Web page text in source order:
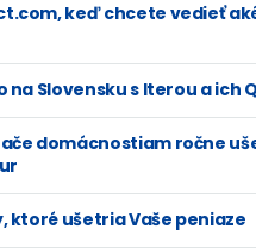
keď chcete vedieť
na Slovensku s Iterou a ich
domácnostiam ročne
ktoré ušetria Vaše peniaze